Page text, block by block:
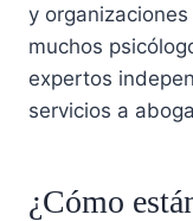
y
muchos
expertos
servicios a
¿Cómo